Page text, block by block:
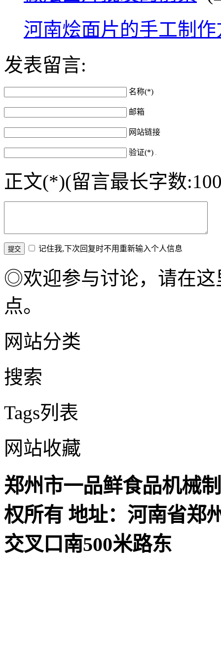
河南烩面片的手工制作
发表留言:
名称(*)
邮箱
网站链接
验证(*)
正文(*)(留言最长字数
记住我,下次回复时不用重新输入个人信息
◎欢迎参与讨论，请在这
点。
网站分类
搜索
Tags列表
网站收藏
郑州市一品鲜食品机械
权所有 地址：河南省郑
交叉口南500米路东